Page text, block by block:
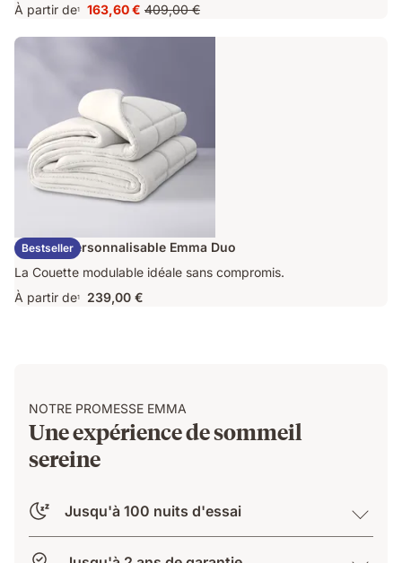
À partir de1
Prix
163,60 €
163,60 € Prix
d'origine
409,00 €
Bestseller
Couette Personnalisable Emma Duo
La Couette modulable idéale sans compromis.
À partir de1 239,00 €
NOTRE PROMESSE EMMA
Une expérience de sommeil
sereine
Jusqu'à 100 nuits d'essai